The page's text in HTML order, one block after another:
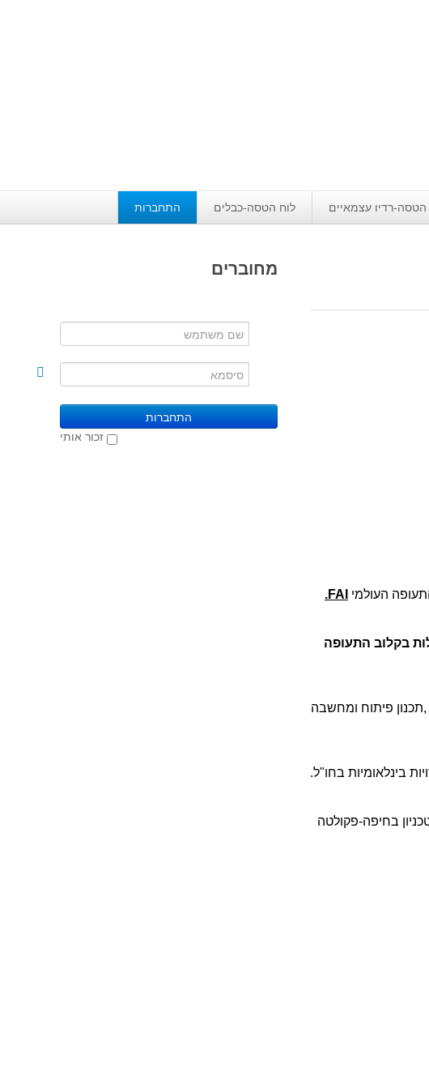
הטסה-רדיו עצמאיים לוח הטסה-כבלים התחברות
העולמי FAI
.
נחלקה לפעילות שמתקיימת בקלוב התעופה פ"ת (ברח' מינץ7) הפעילות בקלוב התעופה
פיתוח ומחשבה
בינלאומיות בחו"ל.
בחיפה-פקולטה
מחוברים
התחברות